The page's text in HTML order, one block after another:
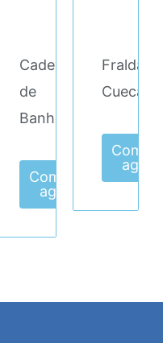
Cadeira
de
Banho
Comprar
agora
Fralda
Cueca
agora